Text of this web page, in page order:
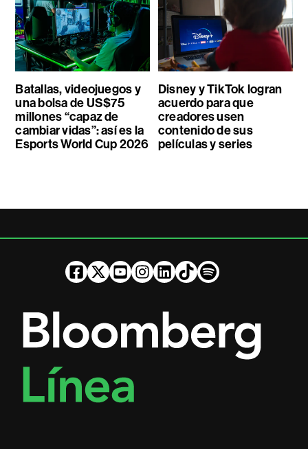
Batallas, videojuegos y
una bolsa de US$75
millones “capaz de
cambiar vidas”: así es la
Esports World Cup 2026
Disney y TikTok logran
acuerdo para que
creadores usen
contenido de sus
películas y series